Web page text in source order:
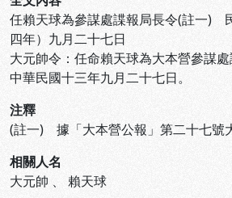
任賴天球為參謀處諜報局長令(註一)
四年）九月二十七日
大元帥令：任命賴天球為大本營參謀處
中華民國十三年九月二十七日。
注釋
(註一) 據「大本營公報」第二十七號
相關人名
大元帥 、 賴天球